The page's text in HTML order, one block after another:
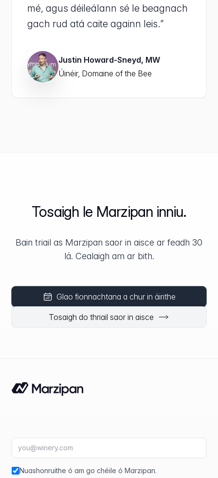
mé, agus déileálann sé le beagnach
gach rud atá caite againn leis.”
Justin Howard-Sneyd, MW
Úinéir, Domaine of the Bee
Tosaigh le Marzipan inniu.
Bain triail as Marzipan saor in aisce ar feadh 30
lá. Cealaigh am ar bith.
Glao fionnachtana a chur in áirithe
Tosaigh do thriail saor in aisce
Seoladh ríomhphoist
Nuashonruithe ó am go chéile ó Marzipan.